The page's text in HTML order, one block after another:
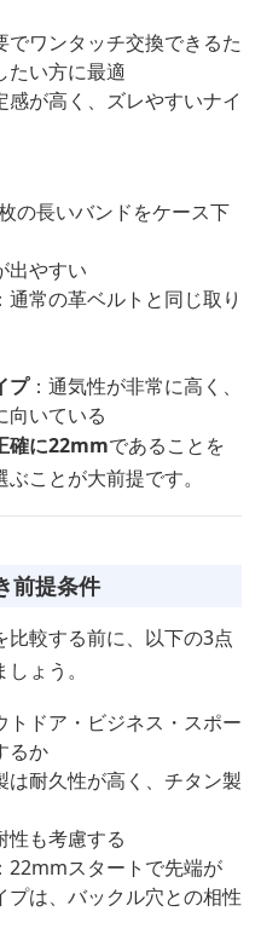
でワンタッチ交換できるた
たい方に最適
感が高く、ズレやすいナイ
枚の長いバンドをケース下
出やすい
：通常の革ベルトと同じ取り
プ：通気性が非常に高く、
向いている
確に22mmであることを
ことが大前提です。
前提条件
較する前に、以下の3点
ょう。
トドア・ビジネス・スポー
るか
は耐久性が高く、チタン製
性も考慮する
：22mmスタートで先端が
は、バックル穴との相性